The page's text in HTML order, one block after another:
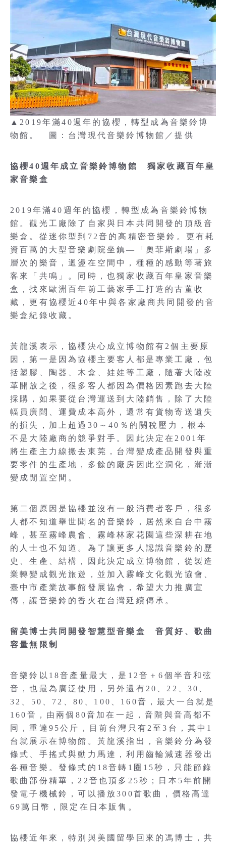
▲2019年滿40週年的協櫻，轉型成為音樂鈴博
物館。 圖：台灣現代音樂鈴博物館／提供
協櫻40週年成立音樂鈴博物館 獨家收藏百年皇
家音樂盒
2019年滿40週年的協櫻，轉型成為音樂鈴博物
館。觀光工廠除了自家與日本共同開發的頂級音
樂盒。從迷你型到72音的高精密音樂鈴。更有耗
資百萬的大型音樂劇院坐鎮—「奧菲斯劇場」多
層次的樂音，迴盪在空間中，種種的感動等著旅
客來「共鳴」。同時，也獨家收藏百年皇家音樂
盒，找來歐洲百年前工藝家手工打造的古董收
藏，更有協櫻近40年中與各家廠商共同開發的音
樂盒紀錄收藏。
黃龍溪表示，協櫻決心成立博物館有2個主要原
因，第一是因為協櫻主要客人都是專業工廠，包
括塑膠、陶器、木盒、娃娃等工廠，隨著大陸改
革開放之後，很多客人都因為價格因素跑去大陸
採購，如果要從台灣運送到大陸銷售，除了大陸
幅員廣闊、運費成本高外，還常有貨物寄送遺失
的損失，加上超過30～40％的關稅壓力，根本
不是大陸廠商的競爭對手。因此決定在2001年
將生產主力線搬去東莞，台灣變成產品開發與重
要零件的生產地，多餘的廠房因此空洞化，漸漸
變成閒置空間。
第二個原因是協櫻並沒有一般消費者客戶，很多
人都不知道舉世聞名的音樂鈴，居然來自台中霧
峰，甚至霧峰農會、霧峰林家花園這些深耕在地
的人士也不知道。為了讓更多人認識音樂鈴的歷
史、生產、結構，因此決定成立博物館，從製造
業轉變成觀光旅遊，並加入霧峰文化觀光協會、
臺中市產業故事館發展協會，希望大力推廣宣
傳，讓音樂鈴的香火在台灣延續傳承。
留美博士共同開發智慧型音樂盒 音質好、歌曲
容量無限制
音樂鈴以18音產量最大，是12音＋6個半音和弦
音，也最為廣泛使用，另外還有20、22、30、
32、50、72、80、100、160音，最大一台就是
160音，由兩個80音加在一起，音階與音高都不
同，重達95公斤，目前台灣只有2至3台，其中1
台就展示在博物館。黃龍溪指出，音樂鈴分為發
條式、手搖式與動力馬達，利用齒輪減速器發出
各種音樂。發條式的18音轉1圈15秒，只能節錄
歌曲部份精華，22音也頂多25秒；日本5年前開
發電子機械鈴，可以播放300首歌曲，價格高達
69萬日幣，限定在日本販售。
協櫻近年來，特別與美國留學回來的馮博士，共